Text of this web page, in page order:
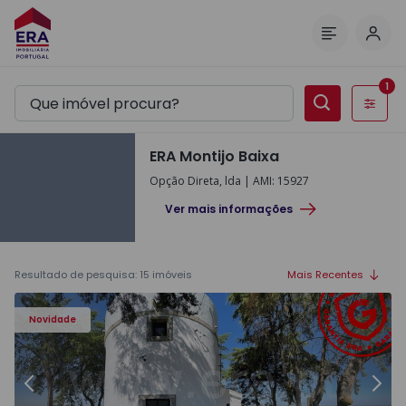
Filtros
1
ERA Montijo Baixa
Opção Direta, lda |AMI: 15927
Ver mais informações
Resultado de pesquisa: 15 imóveis Mais Recentes
Novidade
Moradia Rústica T1 Arraiolos - 1574261 - 1
Anterior